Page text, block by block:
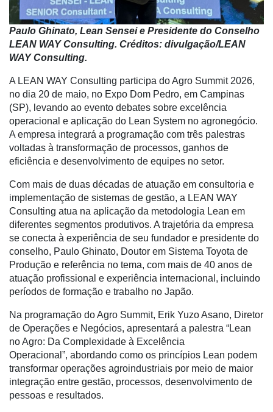
Cadastre-
Minha
conta
Notícias
Destaque
Troca
de
Cadeira
Artigos
Agenda
Paulo Ghinato, Lean Sensei e Presidente do Conselho
LEAN WAY Consulting. Créditos: divulgação/LEAN
WAY Consulting.
A LEAN WAY Consulting participa do Agro Summit 2026,
no dia 20 de maio, no Expo Dom Pedro, em Campinas
(SP), levando ao evento debates sobre excelência
operacional e aplicação do Lean System no agronegócio.
A empresa integrará a programação com três palestras
voltadas à transformação de processos, ganhos de
eficiência e desenvolvimento de equipes no setor.
Com mais de duas décadas de atuação em consultoria e
implementação de sistemas de gestão, a LEAN WAY
Consulting atua na aplicação da metodologia Lean em
diferentes segmentos produtivos. A trajetória da empresa
se conecta à experiência de seu fundador e presidente do
conselho, Paulo Ghinato, Doutor em Sistema Toyota de
Produção e referência no tema, com mais de 40 anos de
atuação profissional e experiência internacional, incluindo
períodos de formação e trabalho no Japão.
Na programação do Agro Summit, Erik Yuzo Asano, Diretor
de Operações e Negócios, apresentará a palestra “Lean
no Agro: Da Complexidade à Excelência
Operacional”, abordando como os princípios Lean podem
transformar operações agroindustriais por meio de maior
integração entre gestão, processos, desenvolvimento de
pessoas e resultados.